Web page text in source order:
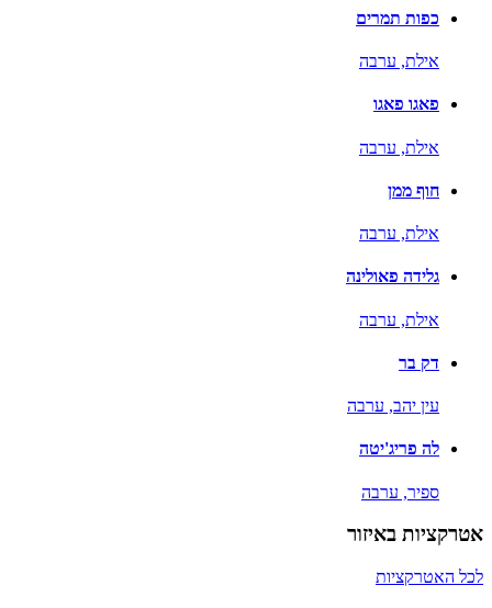
כפות תמרים
אילת, ערבה
פאגו פאגו
אילת, ערבה
חוף ממן
אילת, ערבה
גלידה פאולינה
אילת, ערבה
דק בר
עין יהב, ערבה
לה פריג'יטה
ספיר, ערבה
אטרקציות באיזור
לכל האטרקציות